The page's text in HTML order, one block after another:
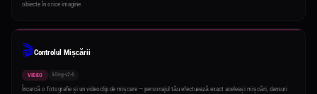
obiecte în orice imagine
🎬Controlul Mișcării
VIDEO kling-v2-6
Încarcă o fotografie și un videoclip de mișcare — personajul tău efectuează exact aceleași mișcări, dansuri